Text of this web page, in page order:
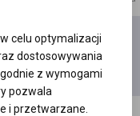
Wszystkie
celu optymalizacji
dostosowywania
z wymogami
pozwala
i przetwarzane.